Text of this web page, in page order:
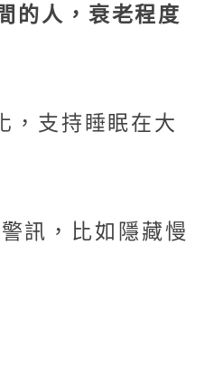
的人，衰老程度
，支持睡眠在大
訊，比如隱藏慢